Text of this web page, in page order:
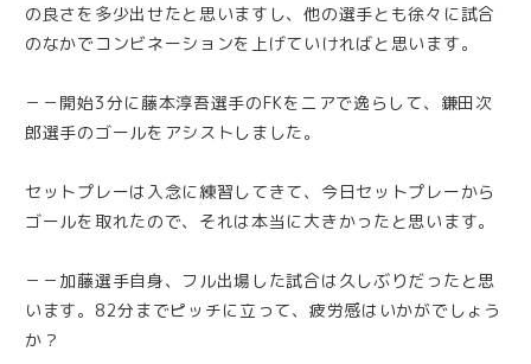
の良さを多少出せたと思いますし、他の選手とも徐々に試合
のなかでコンビネーションを上げていければと思います。
－－開始3分に藤本淳吾選手のFKをニアで逸らして、鎌田次
郎選手のゴールをアシストしました。
セットプレーは入念に練習してきて、今日セットプレーから
ゴールを取れたので、それは本当に大きかったと思います。
－－加藤選手自身、フル出場した試合は久しぶりだったと思
います。82分までピッチに立って、疲労感はいかがでしょう
か？